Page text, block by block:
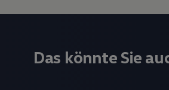
Das könnte Sie